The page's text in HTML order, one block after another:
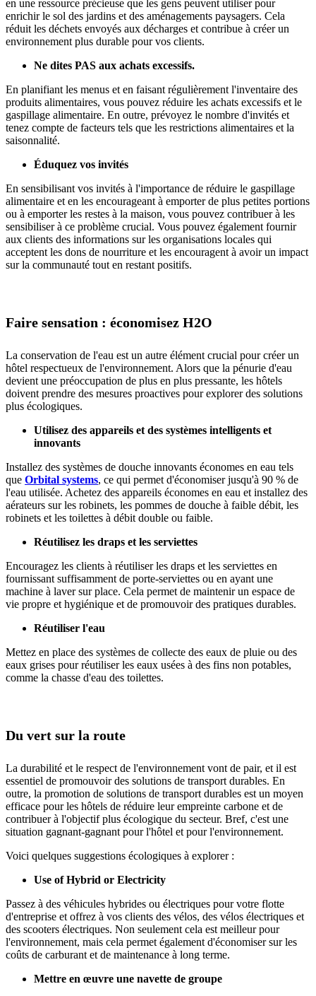
en une ressource précieuse que les gens peuvent utiliser pour
enrichir le sol des jardins et des aménagements paysagers. Cela
réduit les déchets envoyés aux décharges et contribue à créer un
environnement plus durable pour vos clients.
Ne dites PAS aux achats excessifs.
En planifiant les menus et en faisant régulièrement l'inventaire des
produits alimentaires, vous pouvez réduire les achats excessifs et le
gaspillage alimentaire. En outre, prévoyez le nombre d'invités et
tenez compte de facteurs tels que les restrictions alimentaires et la
saisonnalité.
Éduquez vos invités
En sensibilisant vos invités à l'importance de réduire le gaspillage
alimentaire et en les encourageant à emporter de plus petites portions
ou à emporter les restes à la maison, vous pouvez contribuer à les
sensibiliser à ce problème crucial. Vous pouvez également fournir
aux clients des informations sur les organisations locales qui
acceptent les dons de nourriture et les encouragent à avoir un impact
sur la communauté tout en restant positifs.
Faire sensation : économisez H2O
La conservation de l'eau est un autre élément crucial pour créer un
hôtel respectueux de l'environnement. Alors que la pénurie d'eau
devient une préoccupation de plus en plus pressante, les hôtels
doivent prendre des mesures proactives pour explorer des solutions
plus écologiques.
Utilisez des appareils et des systèmes intelligents et
innovants
Installez des systèmes de douche innovants économes en eau tels
que Orbital systems, ce qui permet d'économiser jusqu'à 90 % de
l'eau utilisée. Achetez des appareils économes en eau et installez des
aérateurs sur les robinets, les pommes de douche à faible débit, les
robinets et les toilettes à débit double ou faible.
Réutilisez les draps et les serviettes
Encouragez les clients à réutiliser les draps et les serviettes en
fournissant suffisamment de porte-serviettes ou en ayant une
machine à laver sur place. Cela permet de maintenir un espace de
vie propre et hygiénique et de promouvoir des pratiques durables.
Réutiliser l'eau
Mettez en place des systèmes de collecte des eaux de pluie ou des
eaux grises pour réutiliser les eaux usées à des fins non potables,
comme la chasse d'eau des toilettes.
Du vert sur la route
La durabilité et le respect de l'environnement vont de pair, et il est
essentiel de promouvoir des solutions de transport durables. En
outre, la promotion de solutions de transport durables est un moyen
efficace pour les hôtels de réduire leur empreinte carbone et de
contribuer à l'objectif plus écologique du secteur. Bref, c'est une
situation gagnant-gagnant pour l'hôtel et pour l'environnement.
Voici quelques suggestions écologiques à explorer :
Use of Hybrid or Electricity
Passez à des véhicules hybrides ou électriques pour votre flotte
d'entreprise et offrez à vos clients des vélos, des vélos électriques et
des scooters électriques. Non seulement cela est meilleur pour
l'environnement, mais cela permet également d'économiser sur les
coûts de carburant et de maintenance à long terme.
Mettre en œuvre une navette de groupe